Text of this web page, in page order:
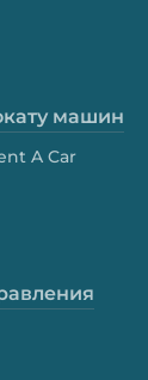
машин
A Car